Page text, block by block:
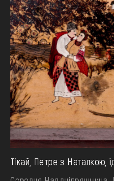
Тікай, Петре з Наталкою,